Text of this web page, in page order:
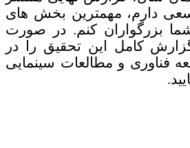
دارم، مهمترین بخش های
بزرگواران کنم. در صورت
کامل این تحقیق را در
فناوری و مطالعات سینمایی